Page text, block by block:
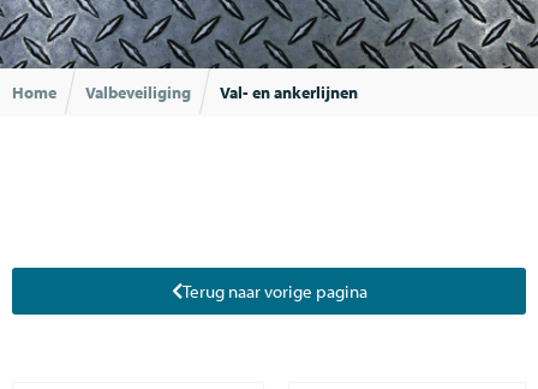
Home Valbeveiliging Val- en ankerlijnen
Terug naar vorige pagina